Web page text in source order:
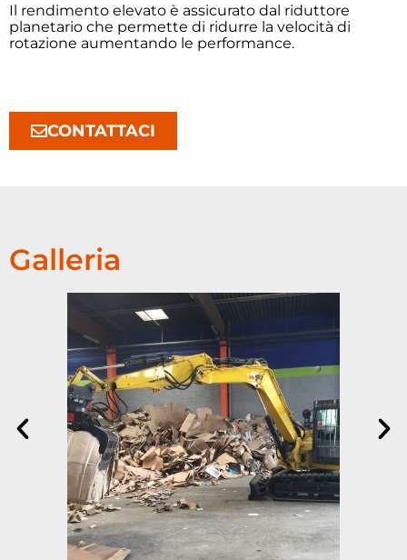
Il rendimento elevato è assicurato dal riduttore
planetario che permette di ridurre la velocità di
rotazione aumentando le performance.
CONTATTACI
Galleria